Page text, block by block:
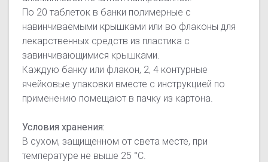
По 20 таблеток в банки полимерные с
навинчиваемыми крышками или во флаконы для
лекарственных средств из пластика с
завинчивающимися крышками.
Каждую банку или флакон, 2, 4 контурные
ячейковые упаковки вместе с инструкцией по
применению помещают в пачку из картона.
Условия хранения:
В сухом, защищенном от света месте, при
температуре не выше 25 °С.